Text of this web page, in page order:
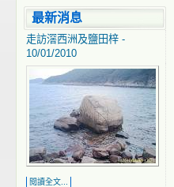
最新消息
走訪滘西洲及鹽田梓 -
10/01/2010
閱讀全文...